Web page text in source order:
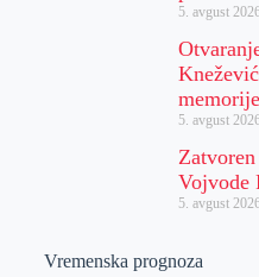
5. avgust
5. avgust
Vojvode
5. avgust
Vremenska prognoza